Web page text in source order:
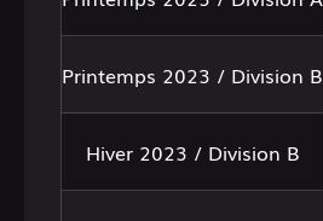
Printemps 2023 / Division B
Hiver 2023 / Division B